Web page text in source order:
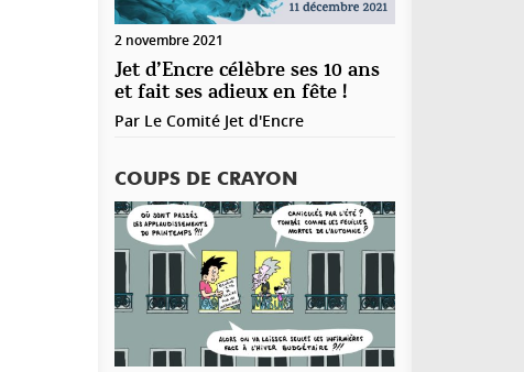
2 novembre 2021
Jet d’Encre célèbre ses 10 ans
et fait ses adieux en fête !
Par Le Comité Jet d'Encre
COUPS DE CRAYON